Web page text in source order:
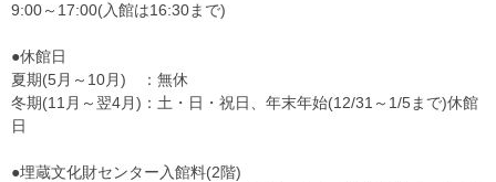
9:00～17:00(入館は16:30まで)
●休館日
夏期(5月～10月) ：無休
冬期(11月～翌4月)：土・日・祝日、年末年始(12/31～1/5まで)休館
日
●埋蔵文化財センター入館料(2階)